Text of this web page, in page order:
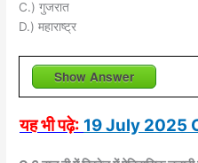
C.) गुजरात
D.) महाराष्ट्र
Show Answer
यह भी पढ़े: 19 July 2025